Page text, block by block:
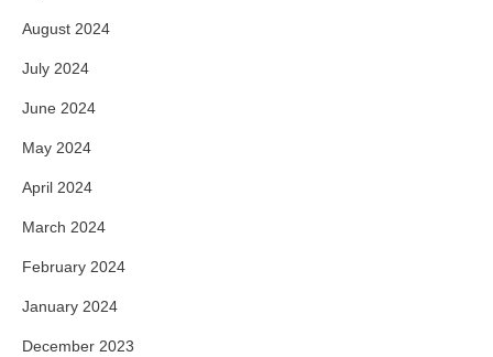
August 2024
July 2024
June 2024
May 2024
April 2024
March 2024
February 2024
January 2024
December 2023